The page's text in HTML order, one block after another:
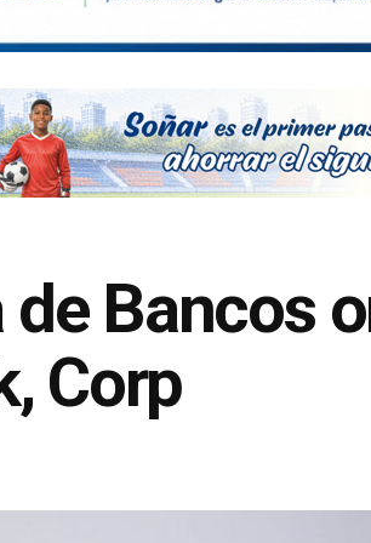
Bancos
Corp